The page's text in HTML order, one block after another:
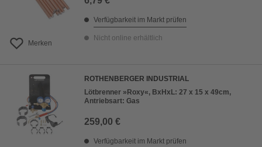
Merken
Verfügbarkeit im Markt prüfen
Nicht online erhältlich
ROTHENBERGER INDUSTRIAL
Lötbrenner »Roxy«, BxHxL: 27 x 15 x 49cm,
Antriebsart: Gas
259,00 €
Verfügbarkeit im Markt prüfen